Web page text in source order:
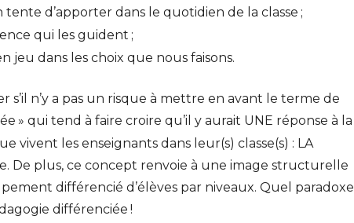
tente d’apporter dans le quotidien de la classe ;
qui les guident ;
jeu dans les choix que nous faisons.
s’il n’y a pas un risque à mettre en avant le terme de
» qui tend à faire croire qu’il y aurait UNE réponse à la
vivent les enseignants dans leur(s) classe(s) : LA
De plus, ce concept renvoie à une image structurelle
différencié d’élèves par niveaux. Quel paradoxe
différenciée !